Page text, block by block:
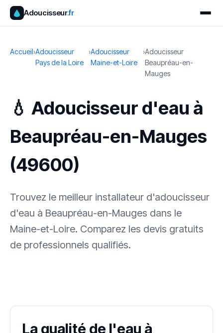
Adoucisseur.fr
Accueil›Adoucisseur
Pays de la Loire
›Adoucisseur
Maine-et-Loire
›Adoucisseur
Beaupréau-en-
Mauges
💧 Adoucisseur d'eau à
Beaupréau-en-Mauges
(49600)
Trouvez le meilleur installateur d'adoucisseur
d'eau à Beaupréau-en-Mauges dans le
Maine-et-Loire. Comparez les devis gratuits
de professionnels qualifiés.
La qualité de l'eau à